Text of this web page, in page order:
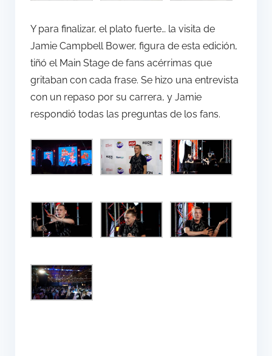
Y para finalizar, el plato fuerte… la visita de
Jamie Campbell Bower, figura de esta edición,
tiñó el Main Stage de fans acérrimas que
gritaban con cada frase. Se hizo una entrevista
con un repaso por su carrera, y Jamie
respondió todas las preguntas de los fans.